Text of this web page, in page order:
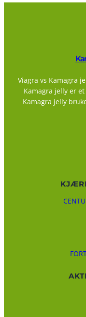
Viagra vs Kamagra
Kamagra jelly er
Kamagra jelly